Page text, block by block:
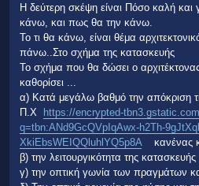
Η δεύτερη σκέψη είναι Πόσο καλή και
κάνω, και πως θα την κάνω.
Το τι θα κάνω, είναι θέμα
πάνω..Στο σχήμα της κατασκευής
Το σχήμα που θα δώσει ο
καθορίσει ...
α) Κατά μεγάλω βαθμό την απόκριση
Π.Χ
https://encrypted-
q=tbn:ANd9GcQVpIqAwx-h2Th-
XkiEbsWEIQQluhlYQ5p8Aκανένας
β) την λειτουργικότητα της κατασκευής
γ) την οπτική γωνία των πραγμάτων